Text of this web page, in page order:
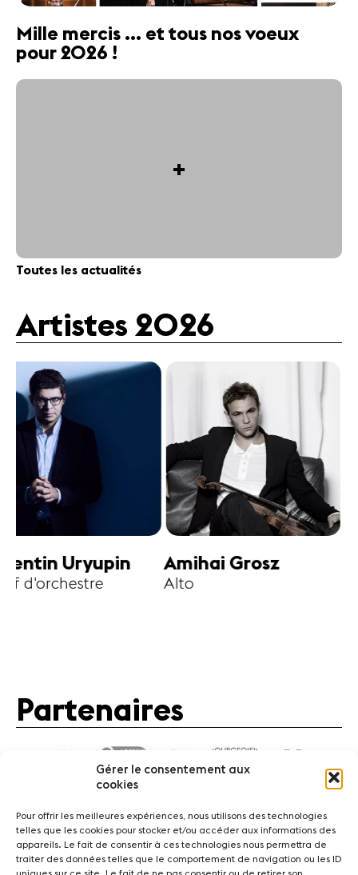
Gérer le consentement aux
cookies
Pour offrir les meilleures expériences, nous utilisons des technologies
telles que les cookies pour stocker et/ou accéder aux informations des
appareils. Le fait de consentir à ces technologies nous permettra de
traiter des données telles que le comportement de navigation ou les ID
Mille mercis ... et tous nos voeux
pour 2026 !
+
Toutes les actualités
Artistes 2026
Uryupin Amihai Grosz
Partenaires
ActualitésConcerts Bénévoles Médiation